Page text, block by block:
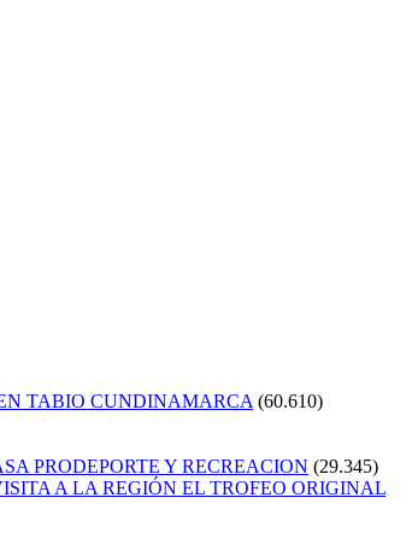
TABIO CUNDINAMARCA (60.610)
PRODEPORTE Y RECREACION (29.345)
A LA REGIÓN EL TROFEO ORIGINAL